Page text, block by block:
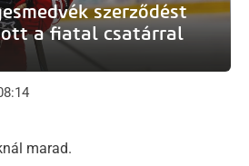
szerződést
a fiatal csatárral
marad.